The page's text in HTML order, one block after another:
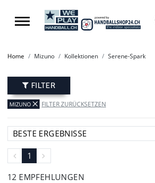
Home Mizuno Kollektionen Serene-Spark
FILTER
MIZUNO FILTER ZURÜCKSETZEN
1
12 EMPFEHLUNGEN